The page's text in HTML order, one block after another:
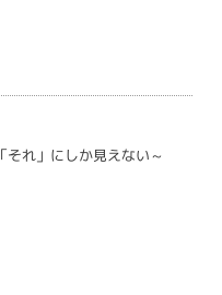
れ」にしか見えない～